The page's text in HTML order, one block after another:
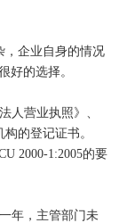
，企业自身的情况
好的选择。
人营业执照》、
的登记证书。
2000-1:2005的要
年，主管部门未